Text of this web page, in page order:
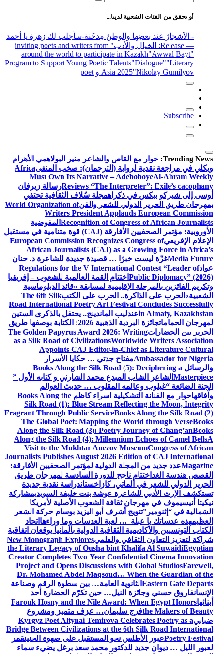
أو تحقق من الفئات الشعبية لدينا...
- الأشجارُ عند بعضِها والوطنُ مِدخَنة-سأجلب لك زهرة يا أحمد
— Release
: الخيال والأدب
" inviting poets and writers from
around the world to participate in Kazakh"Awwal Bayt"
Program to Support Young Poetic Talents"Dialogue""Literary
Asia 2025"Nikolay Gumilyov و poet
Subscribe
Trending News: حوار مع القاص والشاعر منير البولاهمي الأهرام
ويكلي في مراجعة نقدية لرواية (الترجمان): صخب المنفىAfrica
Must Own Its Narrative – AdeboboyeAl-Ahram Weekly
Reviews “The Interpreter”: Exile’s cacophanyرسالة زيرفان
أوسى إلى شيركو بيكس في ذكراهمجلة سُلاف الثقافية تحتفي
بمهرجان طريق الحرير الدولي للشعر والفنWorld Organization of
Writers President Applauds European Commission
Recognition of Congress of African Journalists المفوضية
الأوروبية: مؤتمر الصحفيين الأفارقة (CAJ) قوة متنامية في مستقبل
الإعلام الإفريقيEuropean Commission Recognizes Congress of
African Journalists (CAJ) as a Growing Force in Africa’s
Media Futureغزّة ليست خبرًا … قصيدة جديدة للشاعرة د. حنان
عوادRegulations for the V International Contest “Leader of
Public Diplomacy” (2026) اختتام القمة العالمية للشعوب – إفريقيا
وتكريم الفائزين بالمرحلة الإقليمية لمسابقة «قائد الدبلوماسية
الشعبية» الحرب على الذاكرة.. الحرب على الكتبThe 6th Silk
Road International Poetry Art Festival Concludes Successfully
in Almaty, Kazakhstanعندليب الماندينج.. يحتفل بالذكرى الستين
لمهرجان الحمامات
جائزة البردية الذهبية 2026: الكتابة بوصفها طريق
الحرير بين الحضاراتThe Golden Papyrus Award 2026: Writing
as a Silk Road of CivilizationsWorldwide Writers Association
Appoints CAJ Editor-in-Chief as Literature Cultural
Ambassador for Nigeriaمفتاح جدتي … حكايا الأسرار
والرسائل Books Along the Silk Road (5): Deciphering a
Masterpiece الشاعر الشاب المبدع محمد الشارني و كتابه الأول ”
الجنة الضائعة “غيلوب وعالمه المقلوب … حديث العوالم
وآفاقهاحوار مع الفنانة التشكيلية اسراء كاظم Books Along the
Silk Road (1): Blue Stream Reflecting the Moon, Integrity
Fragrant Through Public ServiceBooks Along the Silk Road (2)
The Global Poet: Mapping the World through VerseBooks
Along the Silk Road (3): Poetry Journey of Chang’anBooks
Along the Silk Road (4): Millennium Echoes of Camel BellsA
Visit to the Mukhtar Auezov MuseumCongress of African
Journalists Publishes August 2026 Edition of CAJ International
Magazineعدد جديد من المجلة الدولية لمؤتمر الصحفيين الأفارقة:
القصص هندسة الغد اختتام ناجح للدورة السادسة لمهرجان طريق
الحرير الدولي للشعر في ألماتي، كازاخستاندراسة نقدية جديدة
تستكشف الإرث الأدبي للشاعرة عوشة بنت خليفة السويديمشاركة
نيكيتا أنيسيموف في مهرجان ثقافة الشعوب الأصلية لأمريكا
الشمالية في “إثنومير”تتويج أشرف أبو اليزيد بوسام حركة الشعر
العظيمهذه عدساتك يا عبلة … لعبة العدسات وما وراءها اتحاد
الكتاب التونسيين والأكاديمية الثقافية الدولية بألمانيا يوقعان اتفاقية
شراكة لتعزيز التعاون الثقافي والعلميNew Monograph Explores
the Literary Legacy of Ousha bint Khalifa Al SuwaidiEgyptian
Creator Completes Two-Year Confidential Cinema Innovation
Project and Opens Discussions with Global StudiosFarewell,
Dr. Mohamed Abdel Maqsoud… When the Guardian of the
Eastern Gate Departs الثانوية العامة… بين سطوة الرقم وصناعة
الإنسانفاروق حسني وجائزة النيل… حين تكرّم الحضارة أحد
أبنائهاFarouk Hosny and the Nile Award: When Egypt Honors
the Makers of Beautyفرج سليمان… عزف متميز ومشروع
ضبابيKyrgyz Poet Altynai Temirova Celebrates Poetry as a
Bridge Between Civilizations at the 6th Silk Road International
Poetry Festivalعبور الأطلس نحو المستقبل على صهوة الحنينقمر
لعبور الليل … ديوان جديد للدكتور محمد سعد برغل يضيء سماء